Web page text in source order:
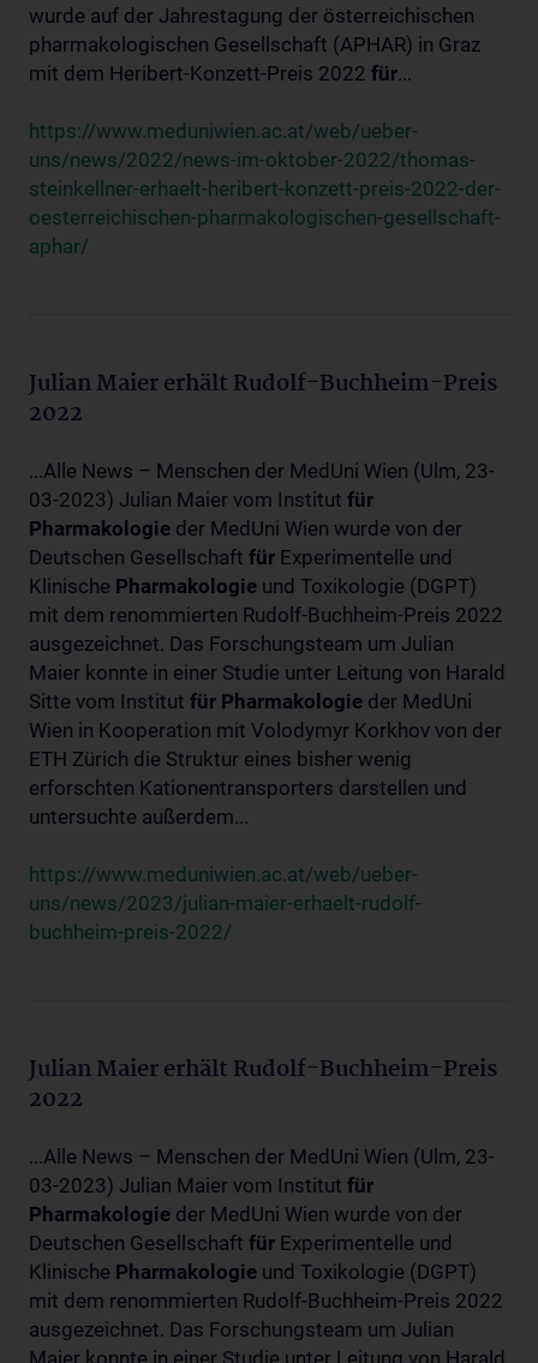
wurde auf der Jahrestagung der österreichischen
pharmakologischen Gesellschaft (APHAR) in Graz
mit dem Heribert-Konzett-Preis 2022 für...
https://www.meduniwien.ac.at/web/ueber-
uns/news/2022/news-im-oktober-2022/thomas-
steinkellner-erhaelt-heribert-konzett-preis-2022-der-
oesterreichischen-pharmakologischen-gesellschaft-
aphar/
Julian Maier erhält Rudolf-Buchheim-Preis
2022
...Alle News – Menschen der MedUni Wien (Ulm, 23-
03-2023) Julian Maier vom Institut für
Pharmakologie der MedUni Wien wurde von der
Deutschen Gesellschaft für Experimentelle und
Klinische Pharmakologie und Toxikologie (DGPT)
mit dem renommierten Rudolf-Buchheim-Preis 2022
ausgezeichnet. Das Forschungsteam um Julian
Maier konnte in einer Studie unter Leitung von Harald
Sitte vom Institut für Pharmakologie der MedUni
Wien in Kooperation mit Volodymyr Korkhov von der
ETH Zürich die Struktur eines bisher wenig
erforschten Kationentransporters darstellen und
untersuchte außerdem...
https://www.meduniwien.ac.at/web/ueber-
uns/news/2023/julian-maier-erhaelt-rudolf-
buchheim-preis-2022/
Julian Maier erhält Rudolf-Buchheim-Preis
2022
...Alle News – Menschen der MedUni Wien (Ulm, 23-
03-2023) Julian Maier vom Institut für
Pharmakologie der MedUni Wien wurde von der
Deutschen Gesellschaft für Experimentelle und
Klinische Pharmakologie und Toxikologie (DGPT)
mit dem renommierten Rudolf-Buchheim-Preis 2022
ausgezeichnet. Das Forschungsteam um Julian
Maier konnte in einer Studie unter Leitung von Harald